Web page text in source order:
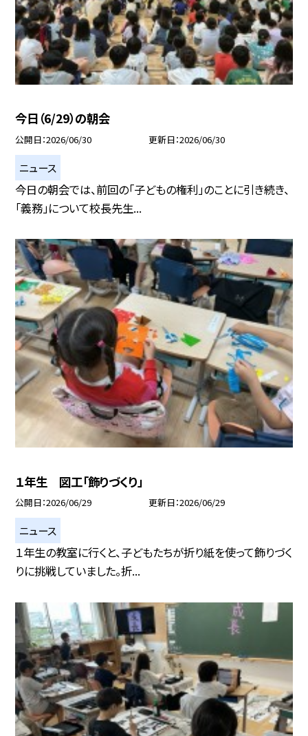
今日（6/29）の朝会
公開日 2026/06/30 更新日 2026/06/30
ニュース
今日の朝会では、前回の「子どもの権利」のことに引き続き、
「義務」について校長先生...
１年生 図工「飾りづくり」
公開日 2026/06/29 更新日 2026/06/29
ニュース
１年生の教室に行くと、子どもたちが折り紙を使って飾りづく
りに挑戦していました。折...